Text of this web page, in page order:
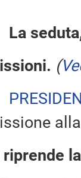
La
(
riprende